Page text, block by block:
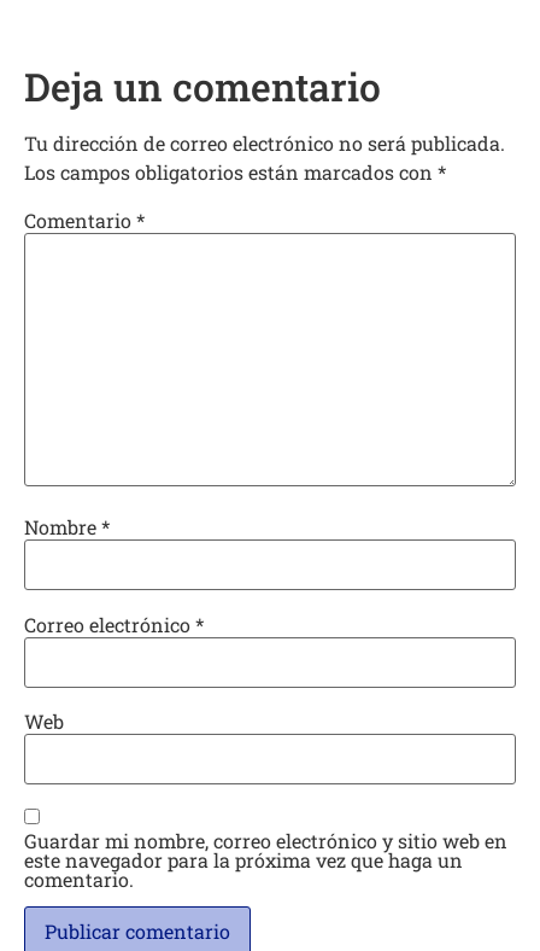
Deja un comentario
Tu dirección de correo electrónico no será publicada.
Los campos obligatorios están marcados con *
Comentario*
Nombre*
Correo electrónico*
Web
Guardar mi nombre, correo electrónico y sitio web en
este navegador para la próxima vez que haga un
comentario.